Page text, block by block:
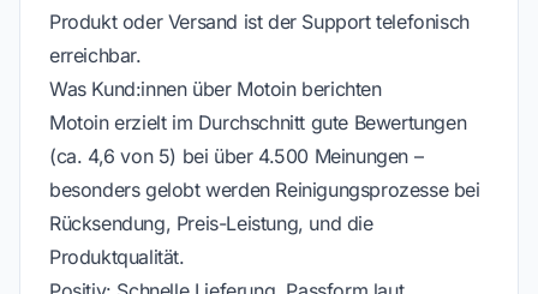
Produkt oder Versand ist der Support telefonisch
erreichbar.
Was Kund:innen über Motoin berichten
Motoin erzielt im Durchschnitt gute Bewertungen
(ca. 4,6 von 5) bei über 4.500 Meinungen –
besonders gelobt werden Reinigungsprozesse bei
Rücksendung, Preis-Leistung, und die
Produktqualität.